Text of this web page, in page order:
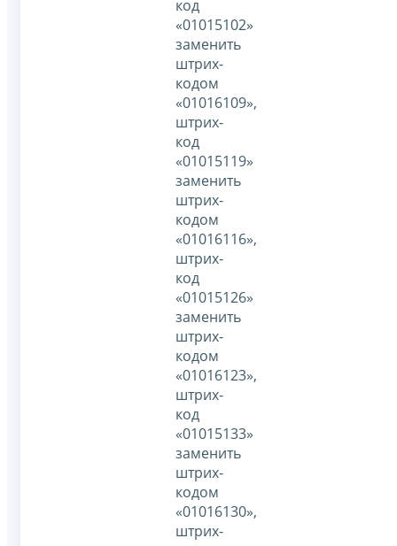
код
«01015102»
заменить
штрих-
кодом
«01016109»,
штрих-
код
«01015119»
заменить
штрих-
кодом
«01016116»,
штрих-
код
«01015126»
заменить
штрих-
кодом
«01016123»,
штрих-
код
«01015133»
заменить
штрих-
кодом
«01016130»,
штрих-